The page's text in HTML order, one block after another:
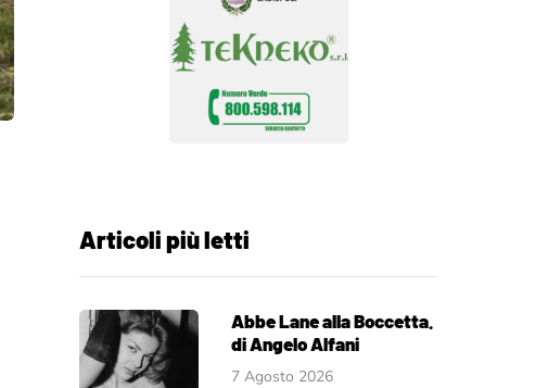
Articoli più letti
Abbe Lane alla Boccetta.
di Angelo Alfani
7 Agosto 2026